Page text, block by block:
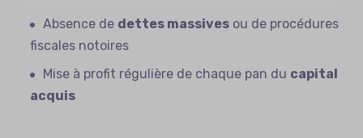
Absence de dettes massives ou de procédures
fiscales notoires
Mise à profit régulière de chaque pan du capital
acquis